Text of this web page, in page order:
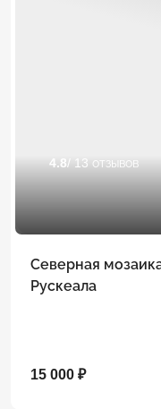
4.8/ 13 отзывов
Северная
Рускеала
15 000 ₽